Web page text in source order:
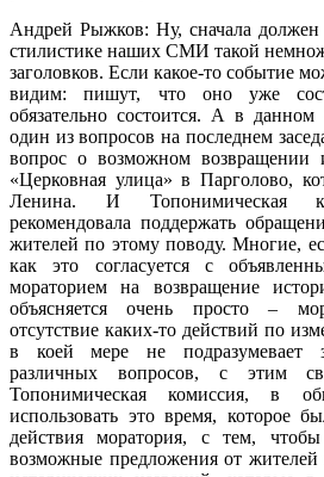
Андрей Рыжков: Ну, сначала должен
стилистике наших СМИ такой
заголовков. Если какое-то событие
видим: пишут, что оно уже
обязательно состоится. А в
один из вопросов на последнем
вопрос о возможном возвращении
«Церковная улица» в Парголово,
Ленина. И Топонимическая
рекомендовала поддержать
жителей по этому поводу. Многие,
как это согласуется с
мораторием на возвращение
объясняется очень просто –
отсутствие каких-то действий по
в коей мере не подразумевает
различных вопросов, с этим
Топонимическая комиссия, в
использовать это время, которое
действия моратория, с тем,
возможные предложения от